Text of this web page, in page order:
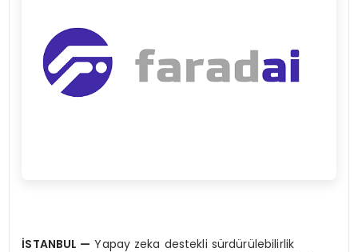
İSTANBUL — Yapay zeka destekli sürdürülebilirlik